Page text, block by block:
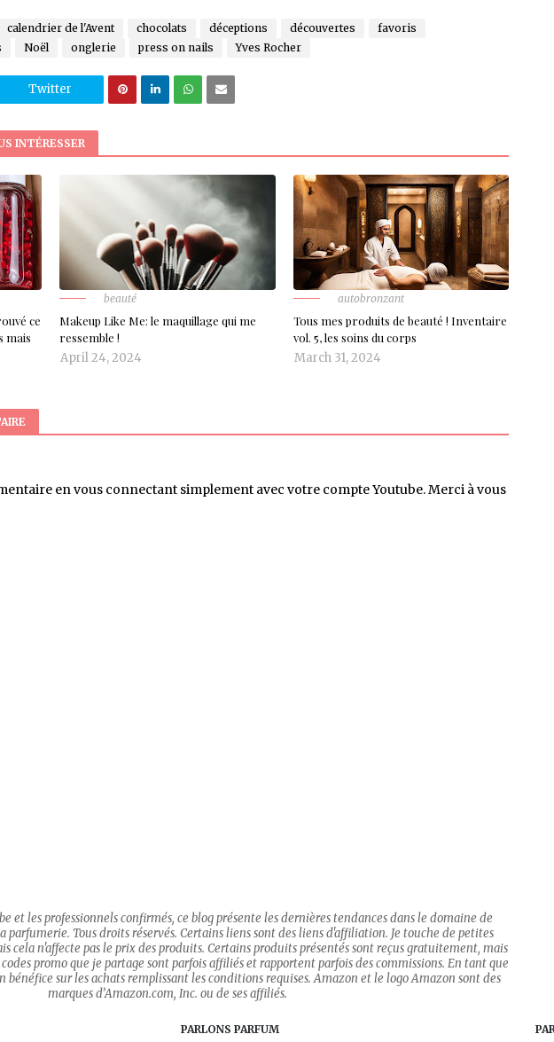
calendrier de l'Avent chocolats déceptions découvertes
favoris
Noël onglerie press on nails Yves Rocher
Twitter
INTÉRESSER
ce
mais
beauté
Makeup Like Me: le maquillage qui me
ressemble !
April 24, 2024
autobronzant
Tous mes produits de beauté ! Inventaire
vol. 5, les soins du corps
March 31, 2024
en vous connectant simplement avec votre compte Youtube. Merci à vous
et les professionnels confirmés, ce blog présente les dernières tendances dans le domaine de
parfumerie. Tous droits réservés. Certains liens sont des liens d'affiliation. Je touche de petites
cela n'affecte pas le prix des produits. Certains produits présentés sont reçus gratuitement, mais
promo que je partage sont parfois affiliés et rapportent parfois des commissions. En tant que
sur les achats remplissant les conditions requises. Amazon et le logo Amazon sont des
marques d’Amazon.com, Inc. ou de ses affiliés.
PARLONS PARFUM